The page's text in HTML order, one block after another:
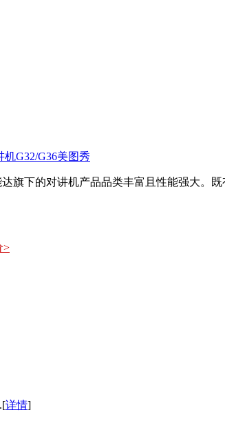
G32/G36美图秀
旗下的对讲机产品品类丰富且性能强大。
>
详情]